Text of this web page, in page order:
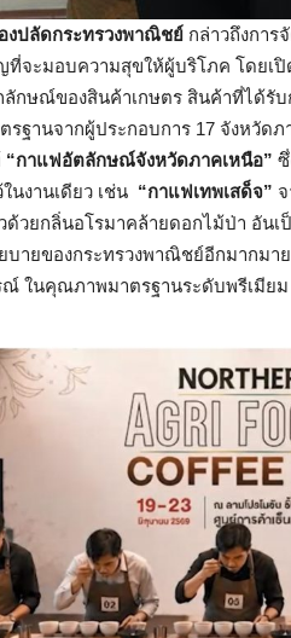
งปลัดกระทรวงพาณิชย์ กล่าวถึงการ
ที่จะมอบความสุขให้ผู้บริโภค โดยเ
ลักษณ์ของสินค้าเกษตร สินค้าที่ได้รั
ฐานจากผู้ประกอบการ 17 จังหวัดภ
“กาแฟอัตลักษณ์จังหวัดภาคเหนือ”
นงานเดียว เช่น “กาแฟเทพเสด็จ”
ด้วยกลิ่นอโรมาคล้ายดอกไม้ป่า อัน
บายของกระทรวงพาณิชย์อีกมากม
ณ์ ในคุณภาพมาตรฐานระดับพรีเมียม